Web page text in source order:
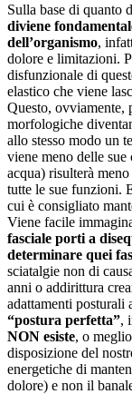
Sulla base di quanto
diviene
dell’organismo,
dolore e limitazioni.
disfunzionale di
elastico che viene
Questo, ovviamente,
morfologiche
allo stesso modo un
viene meno delle
acqua) risulterà
tutte le sue funzioni.
cui è consigliato
Viene facile
fasciale porti a
determinare quei
sciatalgie non di
anni o addirittura
adattamenti posturali
“postura perfetta”,
NON esiste, o
disposizione del
energetiche di
dolore) e non il